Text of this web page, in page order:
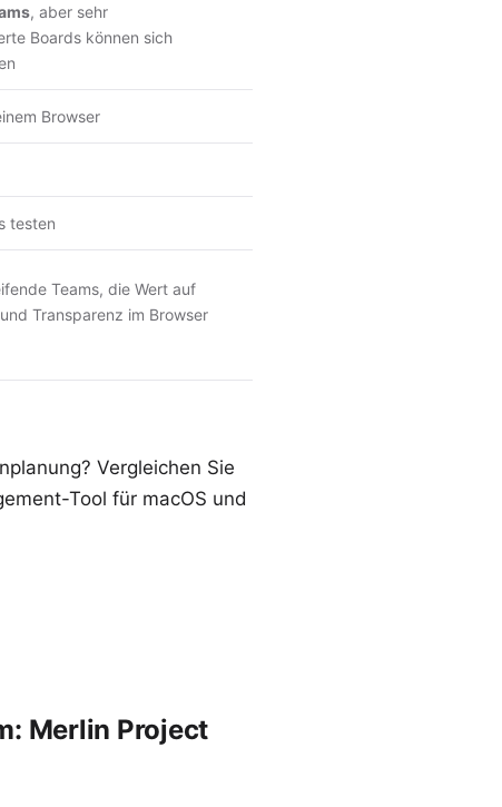
, aber sehr
Boards können sich
Browser
testen
Teams, die Wert auf
Transparenz im Browser
Vergleichen Sie
Tool für macOS und
Merlin Project